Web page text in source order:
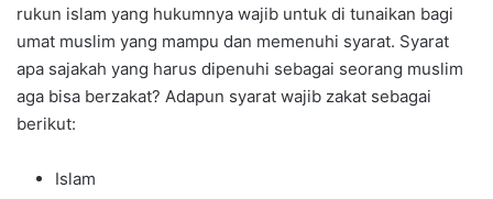
rukun islam yang hukumnya wajib untuk di tunaikan bagi
umat muslim yang mampu dan memenuhi syarat. Syarat
apa sajakah yang harus dipenuhi sebagai seorang muslim
aga bisa berzakat? Adapun syarat wajib zakat sebagai
berikut:
Islam